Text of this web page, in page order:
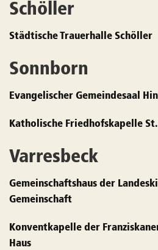
Schöller
Städtische Trauerhalle Schöller
Sonnborn
Evangelischer Gemeindesaal
Katholische Friedhofskapelle
Varresbeck
Gemeinschaftshaus der
Gemeinschaft
Konventkapelle der
Haus